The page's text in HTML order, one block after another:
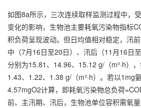
如图8a所示，三次连续取样监测过程中，
变化的影响，生物池主要耗氧污染物指标
积负荷呈现波动。但日均值相对稳定，汛
中（7月16日至20日）、汛后（11月16日
分别为15.81、14.96、15.12 g/（m³·h）
1.43、1.22、1.38 g/（m³·h）。若以1mg
4.57mgO2计算，即耗氧污染物总负荷
前、主汛期、汛后，生物池单位容积需氧